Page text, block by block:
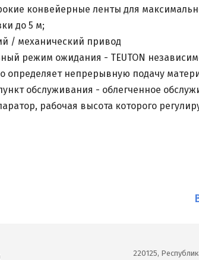
конвейерные ленты для
до 5 м;
/ механический привод
режим ожидания - TEUTON
определяет непрерывную подачу
обслуживания - облегченное
рабочая высота которого
220125,